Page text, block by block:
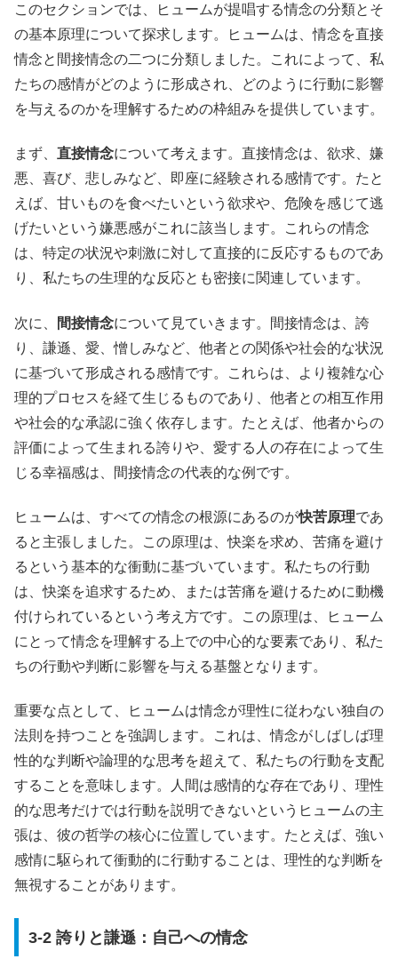
このセクションでは、ヒュームが提唱する情念の分類とそ
の基本原理について探求します。ヒュームは、情念を直接
情念と間接情念の二つに分類しました。これによって、私
たちの感情がどのように形成され、どのように行動に影響
を与えるのかを理解するための枠組みを提供しています。
まず、 直接情念について考えます。直接情念は、欲求、嫌
悪、喜び、悲しみなど、即座に経験される感情です。たと
えば、甘いものを食べたいという欲求や、危険を感じて逃
げたいという嫌悪感がこれに該当します。これらの情念
は、特定の状況や刺激に対して直接的に反応するものであ
り、私たちの生理的な反応とも密接に関連しています。
次に、 間接情念について見ていきます。間接情念は、誇
り、謙遜、愛、憎しみなど、他者との関係や社会的な状況
に基づいて形成される感情です。これらは、より複雑な心
理的プロセスを経て生じるものであり、他者との相互作用
や社会的な承認に強く依存します。たとえば、他者からの
評価によって生まれる誇りや、愛する人の存在によって生
じる幸福感は、間接情念の代表的な例です。
ヒュームは、すべての情念の根源にあるのが快苦原理であ
ると主張しました。この原理は、快楽を求め、苦痛を避け
るという基本的な衝動に基づいています。私たちの行動
は、快楽を追求するため、または苦痛を避けるために動機
付けられているという考え方です。この原理は、ヒューム
にとって情念を理解する上での中心的な要素であり、私た
ちの行動や判断に影響を与える基盤となります。
重要な点として、ヒュームは情念が理性に従わない独自の
法則を持つことを強調します。これは、情念がしばしば理
性的な判断や論理的な思考を超えて、私たちの行動を支配
することを意味します。人間は感情的な存在であり、理性
的な思考だけでは行動を説明できないというヒュームの主
張は、彼の哲学の核心に位置しています。たとえば、強い
感情に駆られて衝動的に行動することは、理性的な判断を
無視することがあります。
3-2 誇りと謙遜：自己への情念